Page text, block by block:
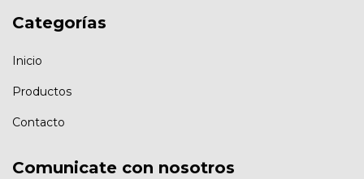
Categorías
Inicio
Productos
Contacto
Comunicate con nosotros